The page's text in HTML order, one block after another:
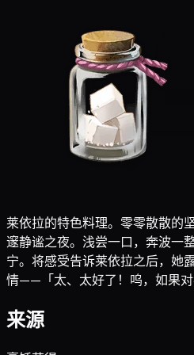
莱依拉的特色料理。零零散散的
邃静谧之夜。浅尝一口，奔波一
宁。将感受告诉莱依拉之后，她
情——「太、太好了！呜，如果对
来源